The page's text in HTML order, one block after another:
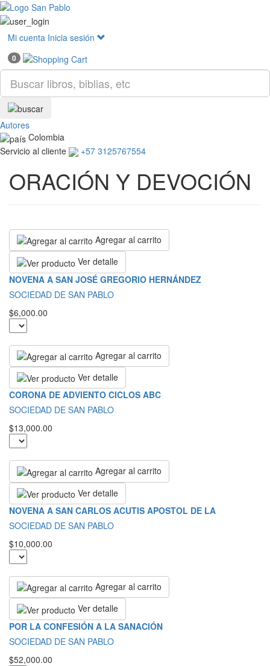
Mi cuenta Inicia sesión
0
Autores
Colombia
Servicio al cliente
+57 3125767554
ORACIÓN Y DEVOCIÓN
Agregar al carrito
Ver detalle
NOVENA A SAN JOSÉ GREGORIO HERNÁNDEZ
SOCIEDAD DE SAN PABLO
$6,000.00
Agregar al carrito
Ver detalle
CORONA DE ADVIENTO CICLOS ABC
SOCIEDAD DE SAN PABLO
$13,000.00
Agregar al carrito
Ver detalle
NOVENA A SAN CARLOS ACUTIS APOSTOL DE LA
SOCIEDAD DE SAN PABLO
$10,000.00
Agregar al carrito
Ver detalle
POR LA CONFESIÓN A LA SANACIÓN
SOCIEDAD DE SAN PABLO
$52,000.00